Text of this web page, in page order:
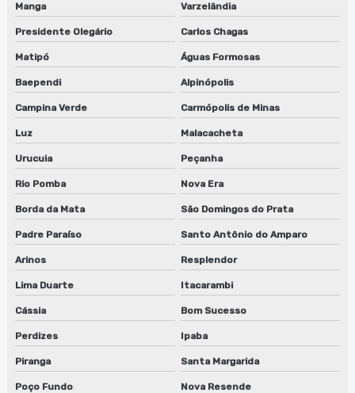
Serviço de reparo de lavadora de cilindros em jundiaí
Serviço de reparo de lavadora de cilindros em sp
Solvente para limpeza de peças
Solvente para limpeza a seco
Solvente para limpeza de tinta
Tanque para limpeza de peças
Manga Varzelândia
Presidente Olegário Carlos Chagas
Matipó Águas Formosas
Baependi Alpinópolis
Campina Verde Carmópolis de Minas
Luz Malacacheta
Urucuia Peçanha
Rio Pomba Nova Era
Borda da Mata São Domingos do Prata
Padre Paraíso Santo Antônio do Amparo
Arinos Resplendor
Lima Duarte Itacarambi
Cássia Bom Sucesso
Perdizes Ipaba
Piranga Santa Margarida
Poço Fundo Nova Resende